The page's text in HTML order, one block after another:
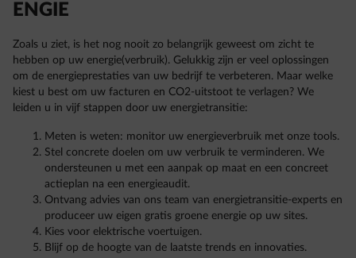
ENGIE
Zoals u ziet, is het nog nooit zo belangrijk geweest om zicht te
hebben op uw energie(verbruik). Gelukkig zijn er veel oplossingen
om de energieprestaties van uw bedrijf te verbeteren. Maar welke
kiest u best om uw facturen en CO2-uitstoot te verlagen? We
leiden u in vijf stappen door uw energietransitie:
Meten is weten: monitor uw energieverbruik met onze tools.
Stel concrete doelen om uw verbruik te verminderen. We
ondersteunen u met een aanpak op maat en een concreet
actieplan na een energieaudit.
Ontvang advies van ons team van energietransitie-experts en
produceer uw eigen gratis groene energie op uw sites.
Kies voor elektrische voertuigen.
Blijf op de hoogte van de laatste trends en innovaties.